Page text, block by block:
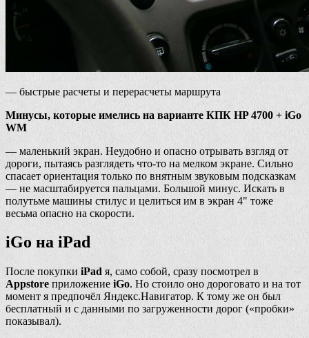
— быстрые расчеты и перерасчеты маршрута
Минусы, которые имелись на варианте КПК HP 4700 + iGo
WM
— маленький экран. Неудобно и опасно отрывать взгляд от
дороги, пытаясь разглядеть что-то на мелком экране. Сильно
спасает ориентация только по внятным звуковым подсказкам
— не масштабируется пальцами. Большой минус. Искать в
полутьме машины стилус и целиться им в экран 4" тоже
весьма опасно на скорости.
iGo на iPad
После покупки iPad я, само собой, сразу посмотрел в
Appstore приложение iGo. Но стоило оно дороговато и на тот
момент я предпочёл Яндекс.Навигатор. К тому же он был
бесплатный и с данными по загруженности дорог («пробки»
показывал).